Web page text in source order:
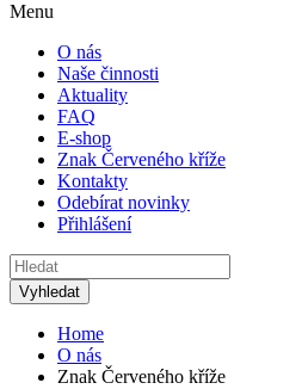
Menu
O nás
Naše činnosti
Aktuality
FAQ
E-shop
Znak Červeného kříže
Kontakty
Odebírat novinky
Přihlášení
Home
O nás
Znak Červeného kříže